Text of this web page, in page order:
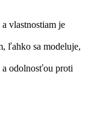
vlastnostiam je
ľahko sa modeluje,
odolnosťou proti